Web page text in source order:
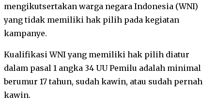
mengikutsertakan warga negara Indonesia (WNI)
yang tidak memiliki hak pilih pada kegiatan
kampanye.
Kualifikasi WNI yang memiliki hak pilih diatur
dalam pasal 1 angka 34 UU Pemilu adalah minimal
berumur 17 tahun, sudah kawin, atau sudah pernah
kawin.